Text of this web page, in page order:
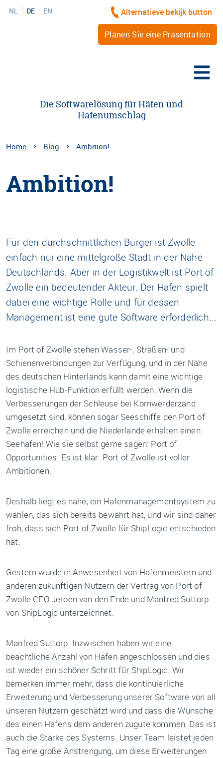
NL DE EN Alternatieve bekijk button
Planen Sie eine Präsentation
Die Softwarelösung für Häfen und
Hafenumschlag
Home Blog Ambition!
Ambition!
Für den durchschnittlichen Bürger ist Zwolle
einfach nur eine mittelgroße Stadt in der Nähe
Deutschlands. Aber in der Logistikwelt ist Port of
Zwolle ein bedeutender Akteur. Der Hafen spielt
dabei eine wichtige Rolle und für dessen
Management ist eine gute Software erforderlich...
Im Port of Zwolle stehen Wasser-, Straßen- und
Schienenverbindungen zur Verfügung, und in der Nähe
des deutschen Hinterlands kann damit eine wichtige
logistische Hub-Funktion erfüllt werden. Wenn die
Verbesserungen der Schleuse bei Kornwerderzand
umgesetzt sind, können sogar Seeschiffe den Port of
Zwolle erreichen und die Niederlande erhalten einen
Seehafen! Wie sie selbst gerne sagen: Port of
Opportunities. Es ist klar: Port of Zwolle ist voller
Ambitionen.
Deshalb liegt es nahe, ein Hafenmanagementsystem zu
wählen, das sich bereits bewährt hat, und wir sind daher
froh, dass sich Port of Zwolle für ShipLogic entschieden
hat.
Gestern wurde in Anwesenheit von Hafenmeistern und
anderen zukünftigen Nutzern der Vertrag von Port of
Zwolle CEO Jeroen van den Ende und Manfred Suttorp
von ShipLogic unterzeichnet.
Manfred Suttorp: Inzwischen haben wir eine
beachtliche Anzahl von Häfen angeschlossen und dies
ist wieder ein schöner Schritt für ShipLogic. Wir
bemerken immer mehr, dass die kontinuierliche
Erweiterung und Verbesserung unserer Software von all
unseren Nutzern geschätzt wird und dass die Wünsche
des einen Hafens dem anderen zugute kommen. Das ist
auch die Stärke des Systems. Unser Team leistet jeden
Tag eine große Anstrengung, um diese Erweiterungen